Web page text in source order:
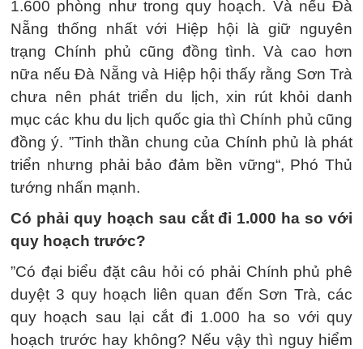
1.600 phòng như trong quy hoạch. Và nếu Đà
Nẵng thống nhất với Hiệp hội là giữ nguyên
trạng Chính phủ cũng đồng tình. Và cao hơn
nữa nếu Đà Nẵng và Hiệp hội thấy rằng Sơn Trà
chưa nên phát triển du lịch, xin rút khỏi danh
mục các khu du lịch quốc gia thì Chính phủ cũng
đồng ý. ”Tinh thần chung của Chính phủ là phát
triển nhưng phải bảo đảm bền vững“, Phó Thủ
tướng nhấn mạnh.
Có phải quy hoạch sau cắt đi 1.000 ha so với
quy hoạch trước?
”Có đại biểu đặt câu hỏi có phải Chính phủ phê
duyệt 3 quy hoạch liên quan đến Sơn Trà, các
quy hoạch sau lại cắt đi 1.000 ha so với quy
hoạch trước hay không? Nếu vậy thì nguy hiểm